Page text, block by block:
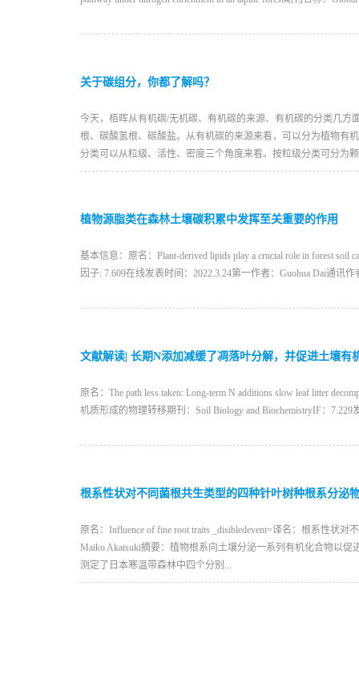
关于碳组分，你都了解吗？
今天，栢晖从有机碳/无机碳、有机碳的来源、有机碳的分类几
根、碳酸氢根、碳酸盐。从有机碳的来源来看，可以分为植物有
分类可以从粒级、活性、密度三个角度来看。按粒级分类可分为
植物源脂类在森林土壤碳积累中发挥至关重要的作用
基本信息：原名：Plant-derived lipids play a crucial role in forest
因子: 7.609在线发表时间：2022.3.24第一作者：Guohua Dai通
文献解读| 长期N添加减缓了凋落叶分解，并促进土壤有
原名：The path less taken: Long-term N additions slow leaf litter
机质形成的物理转移期刊：Soil Biology and BiochemistryIF：
根系性状对不同菌根共生类型的四种针叶树种根系分泌
原名：Influence of fine root traits _disibledevent=译名：根系性状
Maiko Akatsuki摘要：植物根系向土壤分泌一系列有机化合物以
测定了日本寒温带森林中四个分别...